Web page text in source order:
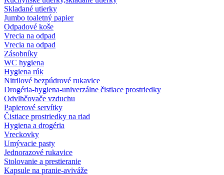
Skladané utierky
Jumbo toaletný papier
Odpadové koše
Vrecia na odpad
Vrecia na odpad
Zásobníky
WC hygiena
Hygiena rúk
Nitrilové bezpúdrové rukavice
Drogéria-hygiena-univerzálne čistiace prostriedky
Odvlhčovače vzduchu
Papierové servítky
Čistiace prostriedky na riad
Hygiena a drogéria
Vreckovky
Umývacie pasty
Jednorazové rukavice
Stolovanie a prestieranie
Kapsule na pranie-aviváže